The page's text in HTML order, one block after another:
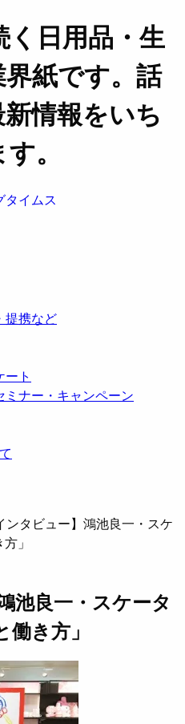
日用品・生
紙です。話
情報をいち
。
提携など
ト
ミナー・キャンペーン
ンタビュー】鴻池良一・スケ
」
池良一・スケータ
き方」